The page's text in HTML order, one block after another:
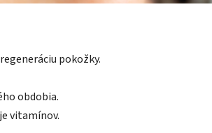
pokožky.
obdobia.
vitamínov.